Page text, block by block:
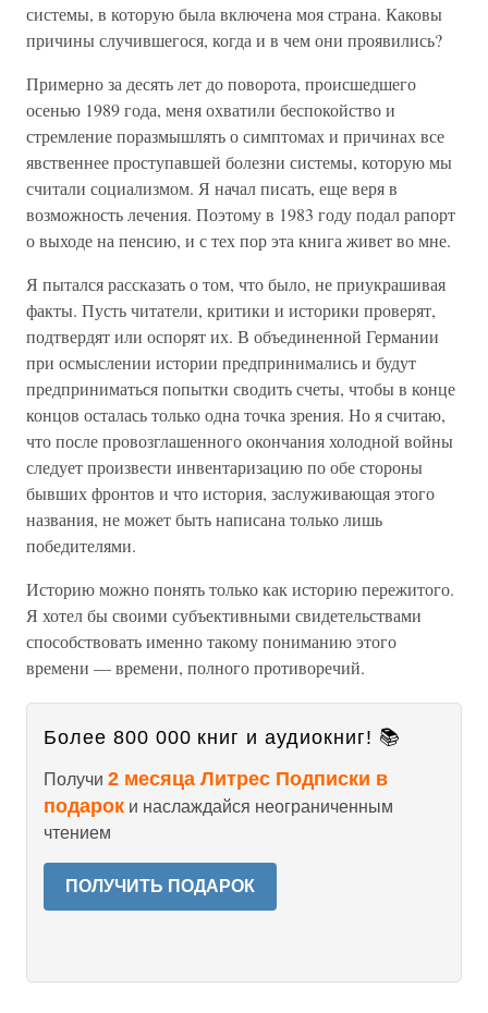
системы, в которую была включена моя страна. Каковы
причины случившегося, когда и в чем они проявились?
Примерно за десять лет до поворота, происшедшего
осенью 1989 года, меня охватили беспокойство и
стремление поразмышлять о симптомах и причинах все
явственнее проступавшей болезни системы, которую мы
считали социализмом. Я начал писать, еще веря в
возможность лечения. Поэтому в 1983 году подал рапорт
о выходе на пенсию, и с тех пор эта книга живет во мне.
Я пытался рассказать о том, что было, не приукрашивая
факты. Пусть читатели, критики и историки проверят,
подтвердят или оспорят их. В объединенной Германии
при осмыслении истории предпринимались и будут
предприниматься попытки сводить счеты, чтобы в конце
концов осталась только одна точка зрения. Но я считаю,
что после провозглашенного окончания холодной войны
следует произвести инвентаризацию по обе стороны
бывших фронтов и что история, заслуживающая этого
названия, не может быть написана только лишь
победителями.
Историю можно понять только как историю пережитого.
Я хотел бы своими субъективными свидетельствами
способствовать именно такому пониманию этого
времени — времени, полного противоречий.
Более 800 000 книг и аудиокниг! 📚
Получи 2 месяца Литрес Подписки в
подарок и наслаждайся неограниченным
чтением
ПОЛУЧИТЬ ПОДАРОК